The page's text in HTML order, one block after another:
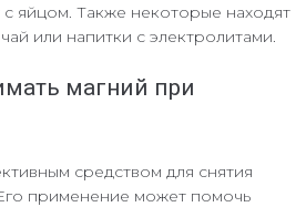
яйцом. Также некоторые находят
или напитки с электролитами.
магний при
средством для снятия
применение может помочь